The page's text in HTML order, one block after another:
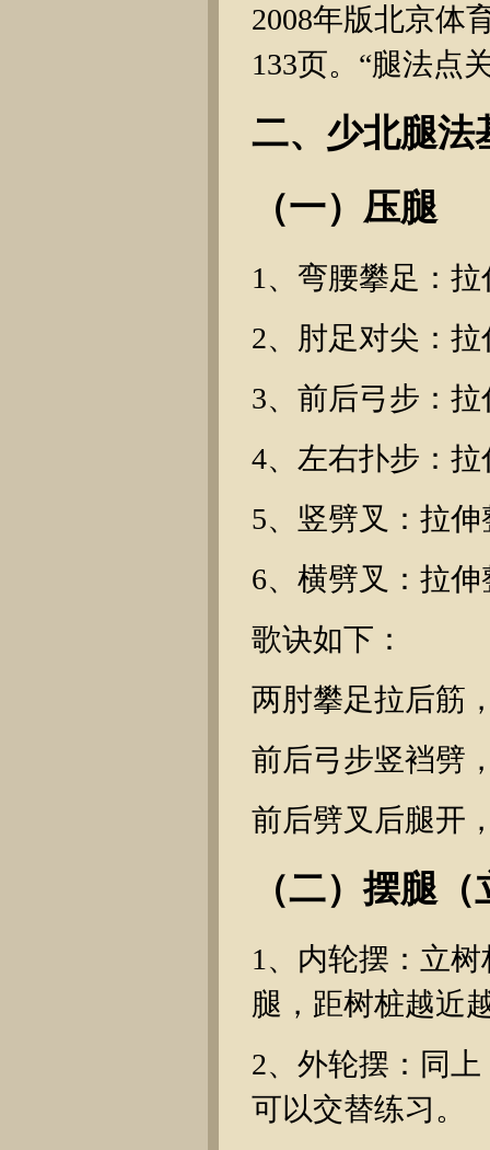
2008年版北京体
133页。“腿法点
二、少北腿法
（一）压腿
1、弯腰攀足：
2、肘足对尖：
3、前后弓步：
4、左右扑步：
5、竖劈叉：拉
6、横劈叉：拉
歌诀如下：
两肘攀足拉后筋
前后弓步竖裆劈
前后劈叉后腿开
（二）摆腿
1、内轮摆：立
腿，距树桩越近
2、外轮摆：同
可以交替练习。